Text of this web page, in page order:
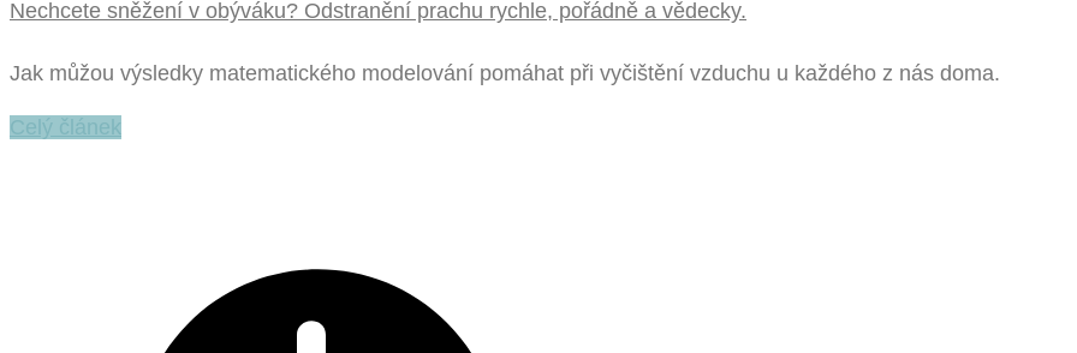
Nechcete sněžení v obýváku? Odstranění prachu rychle, pořádně a vědecky.
Jak můžou výsledky matematického modelování pomáhat při vyčištění vzduchu u každého z nás doma.
Celý článek